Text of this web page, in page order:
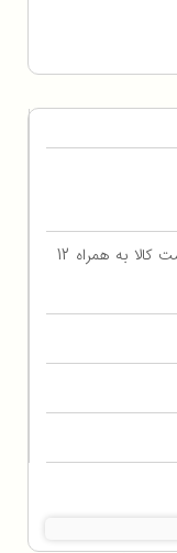
با ضمانت اصالت و سلامت کالا به همراه 12